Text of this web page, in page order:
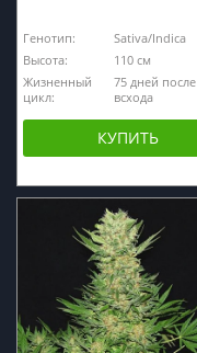
Генотип:
Sativa/Indica
Высота:
110 см
Жизненный
цикл:
75 дней после
всхода
КУПИТЬ